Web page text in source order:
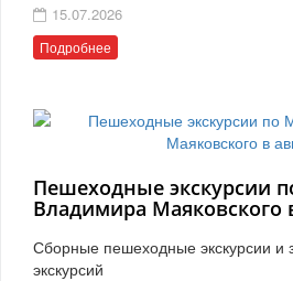
15.07.2026
Подробнее
Пешеходные экскурсии
Владимира Маяковского
Сборные пешеходные экскурсии и
экскурсий